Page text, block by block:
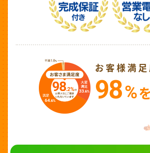
お客様満足
98%